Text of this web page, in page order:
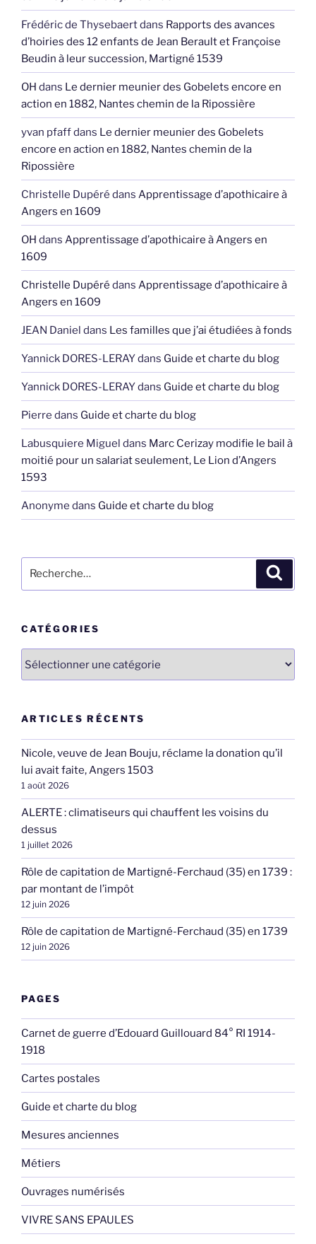
Frédéric de Thysebaertdans Rapports des avances
d’hoiries des 12 enfants de Jean Berault et Françoise
Beudin à leur succession, Martigné 1539
OH dans Le dernier meunier des Gobelets encore en
action en 1882, Nantes chemin de la Ripossière
yvan pfaffdans Le dernier meunier des Gobelets
encore en action en 1882, Nantes chemin de la
Ripossière
Christelle Dupéré dans Apprentissage d’apothicaire à
Angers en 1609
OH dans Apprentissage d’apothicaire à Angers en
1609
Christelle Dupéré dans Apprentissage d’apothicaire à
Angers en 1609
JEAN Daniel dans Les familles que j’ai étudiées à fonds
Yannick DORES-LERAYdans Guide et charte du blog
Yannick DORES-LERAYdans Guide et charte du blog
Pierre dans Guide et charte du blog
Labusquiere Miguel dans Marc Cerizay modifie le bail à
moitié pour un salariat seulement, Le Lion d’Angers
1593
Anonyme dans Guide et charte du blog
pour
CATÉGORIES
ARTICLES RÉCENTS
Nicole, veuve de Jean Bouju, réclame la donation qu’il
lui avait faite, Angers 1503
1 août 2026
ALERTE : climatiseurs qui chauffent les voisins du
dessus
1 juillet 2026
Rôle de capitation de Martigné-Ferchaud (35) en 1739 :
par montant de l’impôt
12 juin 2026
Rôle de capitation de Martigné-Ferchaud (35) en 1739
12 juin 2026
PAGES
Carnet de guerre d’Edouard Guillouard 84° RI 1914-
1918
Cartes postales
Guide et charte du blog
Mesures anciennes
Métiers
Ouvrages numérisés
VIVRE SANS EPAULES